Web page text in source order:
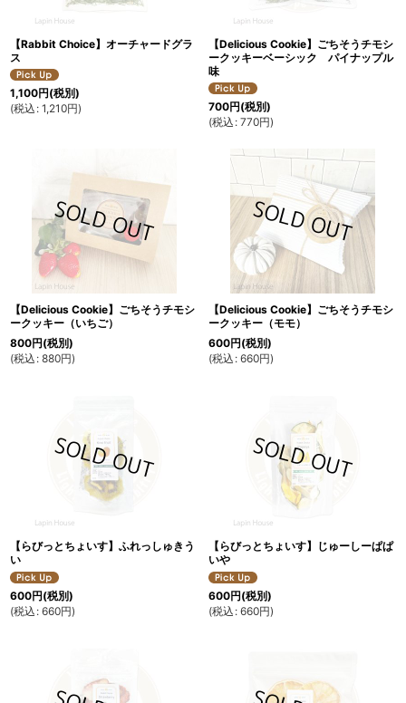
【Rabbit Choice】オーチャードグラ
ス
1,100円(税別)
(税込 : 1,210円)
【Delicious Cookie】ごちそうチモシ
ークッキーベーシック パイナップル
味
700円(税別)
(税込 : 770円)
【Delicious Cookie】ごちそうチモシ
ークッキー（いちご）
800円(税別)
(税込 : 880円)
【Delicious Cookie】ごちそうチモシ
ークッキー（モモ）
600円(税別)
(税込 : 660円)
【らびっとちょいす】ふれっしゅきう
い
600円(税別)
(税込 : 660円)
【らびっとちょいす】じゅーしーぱぱ
いや
600円(税別)
(税込 : 660円)